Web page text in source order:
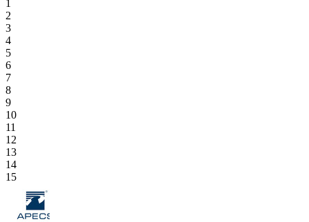
1
2
3
4
5
6
7
8
9
10
11
12
13
14
15